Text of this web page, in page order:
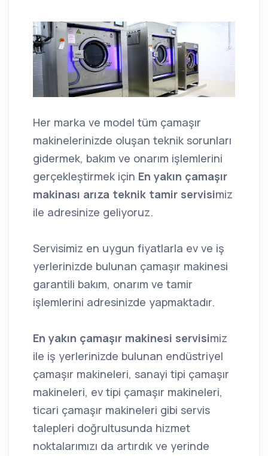
Her marka ve model tüm çamaşır
makinelerinizde oluşan teknik sorunları
gidermek, bakım ve onarım işlemlerini
gerçekleştirmek için En yakın çamaşır
makinası arıza teknik tamir servisimiz
ile adresinize geliyoruz.
Servisimiz en uygun fiyatlarla ev ve iş
yerlerinizde bulunan çamaşır makinesi
garantili bakım, onarım ve tamir
işlemlerini adresinizde yapmaktadır.
En yakın çamaşır makinesi servisimiz
ile iş yerlerinizde bulunan endüstriyel
çamaşır makineleri, sanayi tipi çamaşır
makineleri, ev tipi çamaşır makineleri,
ticari çamaşır makineleri gibi servis
talepleri doğrultusunda hizmet
noktalarımızı da artırdık ve yerinde